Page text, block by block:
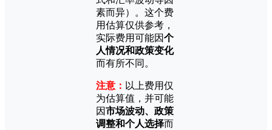
素而异）。这个费
用估算仅供参考，
实际费用可能因个
人情况和政策变化
而有所不同。
注意： 以上费用仅
为估算值，并可能
因市场波动、政策
调整和个人选择而